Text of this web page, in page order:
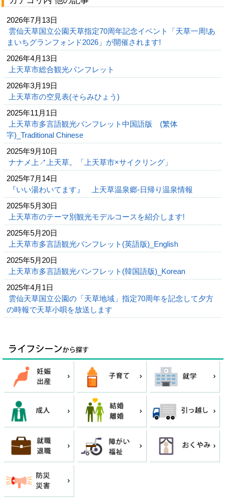
2026年7月13日
雲仙天草国立公園天草指定70周年記念イベント「天草一周!あ
まいちグランフォンド2026」が開催されます!
2026年4月13日
上天草市総合観光パンフレット
2026年3月19日
上天草市の空見表(そらみひょう)
2025年11月1日
上天草市多言語観光パンフレット中国語版 (繁体
字)_Traditional Chinese
2025年9月10日
ナナメ上↗上天草。「上天草市×サイクリング」
2025年7月14日
『いい湯わいてます』 上天草温泉郷-日帰り温泉情報
2025年5月30日
上天草市のテーマ別観光モデルコースを紹介します!
2025年5月20日
上天草市多言語観光パンフレット(英語版)_English
2025年5月20日
上天草市多言語観光パンフレット(韓国語版)_Korean
2025年4月1日
雲仙天草国立公園の「天草地域」指定70周年を記念して夕方
の時報で天草小唄を放送します